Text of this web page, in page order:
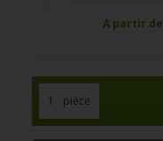
A partir de
pièce